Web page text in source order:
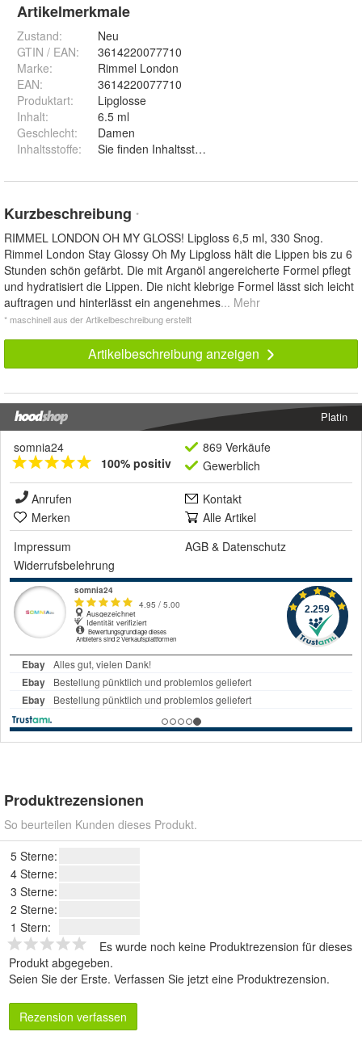
Artikelmerkmale
Zustand:
Neu
GTIN / EAN:
3614220077710
Marke:
Rimmel London
EAN:
3614220077710
Produktart:
Lipglosse
Inhalt:
6.5 ml
Geschlecht:
Damen
Inhaltsstoffe: Sie finden Inhaltsstoffangaben auf dem
Kurzbeschreibung *
RIMMEL LONDON OH MY GLOSS! Lipgloss 6,5 ml, 330 Snog.
Rimmel London Stay Glossy Oh My Lipgloss hält die Lippen bis zu 6
Stunden schön gefärbt. Die mit Arganöl angereicherte Formel pflegt
und hydratisiert die Lippen. Die nicht klebrige Formel lässt sich leicht
auftragen und hinterlässt ein angenehmes... Mehr
* maschinell aus der Artikelbeschreibung erstellt
Artikelbeschreibung anzeigen
Platin
somnia24
100% positiv
869 Verkäufe
Gewerblich
Anrufen
Kontakt
Merken
Alle Artikel
Impressum
AGB & Datenschutz
Widerrufsbelehrung
Produktrezensionen
So beurteilen Kunden dieses Produkt.
5 Sterne:
4 Sterne:
3 Sterne:
2 Sterne:
1 Stern:
Es wurde noch keine Produktrezension für dieses
Produkt abgegeben.
Seien Sie der Erste. Verfassen Sie jetzt eine Produktrezension.
Rezension verfassen